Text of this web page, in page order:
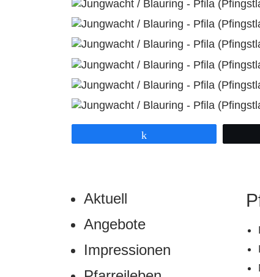
Aktuell
Angebote
Impressionen